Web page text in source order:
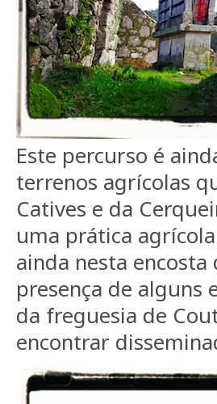
Este percurso é
terrenos agrícolas
Catives e da
uma prática
ainda nesta
presença de alguns
da freguesia de
encontrar